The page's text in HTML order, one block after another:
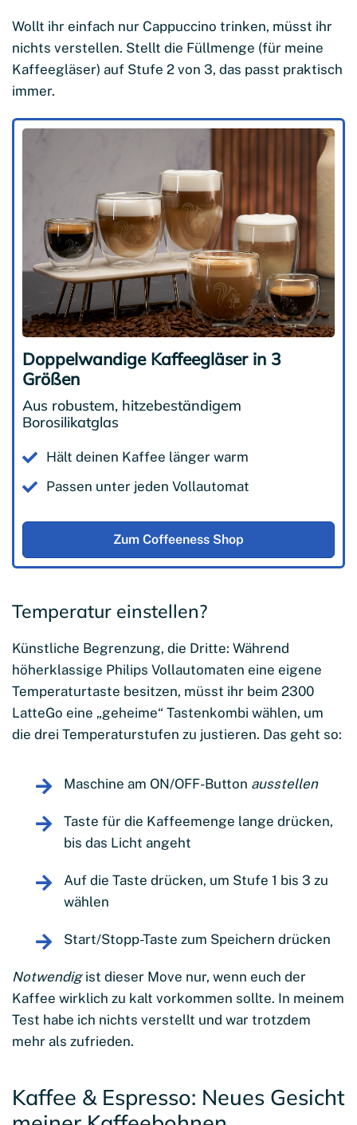
Wollt ihr einfach nur Cappuccino trinken, müsst ihr
nichts verstellen. Stellt die Füllmenge (für meine
Kaffeegläser) auf Stufe 2 von 3, das passt praktisch
immer.
Doppelwandige Kaffeegläser in 3
Größen
Aus robustem, hitzebeständigem
Borosilikatglas
Hält deinen Kaffee länger warm
Passen unter jeden Vollautomat
Zum Coffeeness Shop
Temperatur einstellen?
Künstliche Begrenzung, die Dritte: Während
höherklassige Philips Vollautomaten eine eigene
Temperaturtaste besitzen, müsst ihr beim 2300
LatteGo eine „geheime“ Tastenkombi wählen, um
die drei Temperaturstufen zu justieren. Das geht so:
Maschine am ON/OFF-Button ausstellen
Taste für die Kaffeemenge lange drücken,
bis das Licht angeht
Auf die Taste drücken, um Stufe 1 bis 3 zu
wählen
Start/Stopp-Taste zum Speichern drücken
Notwendig ist dieser Move nur, wenn euch der
Kaffee wirklich zu kalt vorkommen sollte. In meinem
Test habe ich nichts verstellt und war trotzdem
mehr als zufrieden.
Kaffee & Espresso: Neues Gesicht